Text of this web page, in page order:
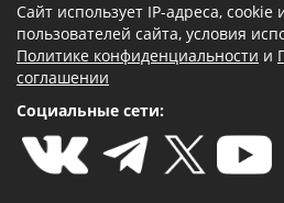
Сайт использует IP-адреса,
пользователей сайта, условия
Политике конфиденциальности и
соглашении
Социальные сети: